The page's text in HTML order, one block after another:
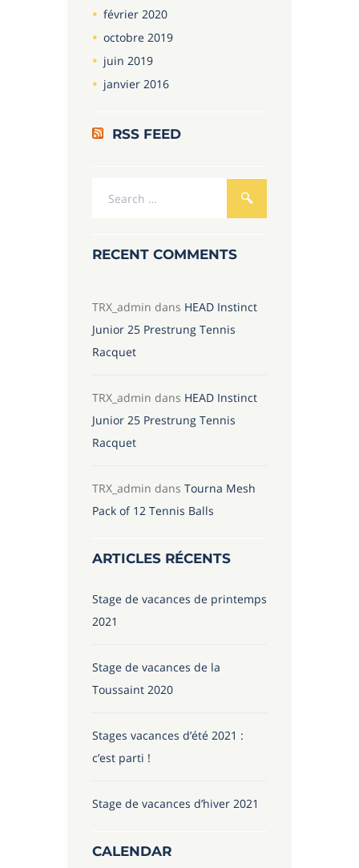
février 2020
octobre 2019
juin 2019
janvier 2016
RSS FEED
RECENT COMMENTS
TRX_admin dans HEAD Instinct
Junior 25 Prestrung Tennis
Racquet
TRX_admin dans HEAD Instinct
Junior 25 Prestrung Tennis
Racquet
TRX_admin dans Tourna Mesh
Pack of 12 Tennis Balls
ARTICLES RÉCENTS
Stage de vacances de printemps
2021
Stage de vacances de la
Toussaint 2020
Stages vacances d’été 2021 :
c’est parti !
Stage de vacances d’hiver 2021
CALENDAR